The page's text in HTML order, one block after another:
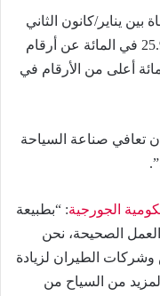
بين يناير/كانون الثاني
وسبتمبر/أيلول 2023 كانت أعلى بنسبة 25.9 في المائة عن أرقام
في عام 2019 و29.2 في المائة أعلى من الأرقام في
تعافي صناعة السياحة
: “بطبيعة
العمل الصحيحة، نحن
الطيران لزيادة
من السياح من